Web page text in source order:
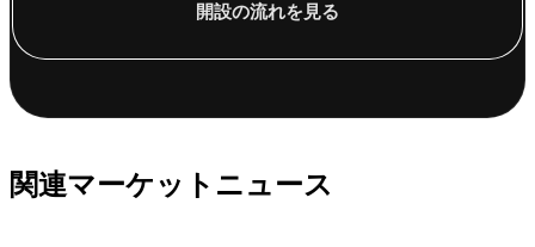
開設の流れを見る
関連マーケットニュース